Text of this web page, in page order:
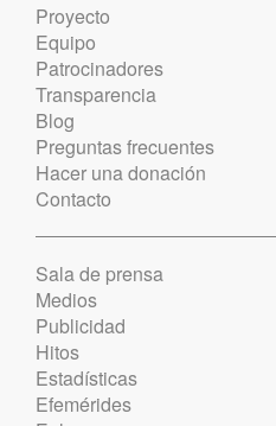
Proyecto
Equipo
Patrocinadores
Transparencia
Blog
Preguntas frecuentes
Hacer una donación
Contacto
Sala de prensa
Medios
Publicidad
Hitos
Estadísticas
Efemérides